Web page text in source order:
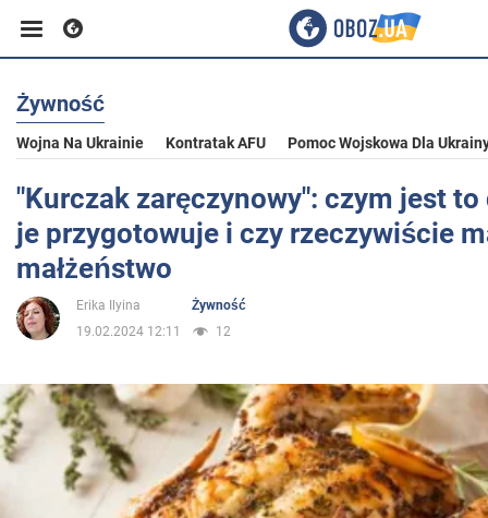
Biznes
Sport
Rozrywka
Życie
Polityka
Społeczeństwo
Żywność
Wojna Na Ukrainie Kontratak AFU Pomoc Wojskowa Dla
"Kurczak zaręczynowy": czym jest to
je przygotowuje i czy rzeczywiście
małżeństwo
Erika Ilyina
Żywność
19.02.2024 12:11
12